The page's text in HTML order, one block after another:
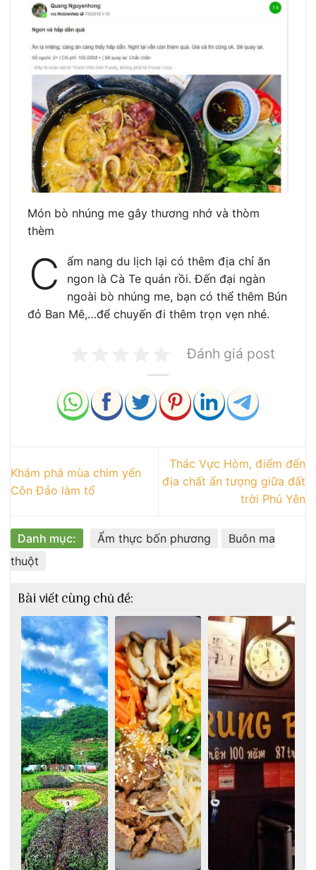
Món bò nhúng me gây thương nhớ và thòm
thèm
C
ẩm nang du lịch lại có thêm địa chỉ ăn
ngon là Cà Te quán rồi. Đến đại ngàn
ngoài bò nhúng me, bạn có thể thêm Bún
đỏ Ban Mê,…để chuyến đi thêm trọn vẹn nhé.
Đánh giá post
Khám phá mùa chim yến
Côn Đảo làm tổ
Thác Vực Hòm, điểm đến
địa chất ấn tượng giữa đất
trời Phú Yên
Danh mục: Ẩm thực bốn phương
Buôn ma
thuột
Bài viết cùng chủ đề: